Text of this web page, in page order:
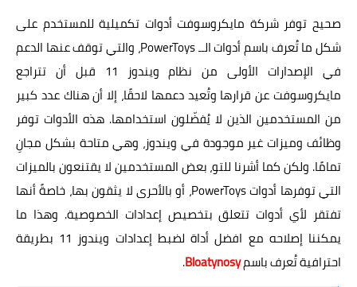
صحيح توفر شركة مايكروسوفت أدوات تكميلية للمستخدم على
شكل ما تُعرف باسم أدوات الــ PowerToys، والتي توقف عنها الدعم
في الإصدارات الأولى من نظام ويندوز 11 قبل أن تتراجع
مايكروسوفت عن قرارها وتُعيد دعمها لاحقًا، إلا أن هناك عدد كبير
من المستخدمين الذين لا يُفضّلون استخدامها. هذه الأدوات توفر
وظائف وميزات غير موجودة في ويندوز، وهي متاحة بشكل مجانِ
تمامًا. ولكن كما أشرنا للتو، بعض المستخدمين لا يقتنعون بالميزات
التي توفرها أدوات PowerToys، أو بالأحرى لا يثقون بها، خاصةً أنها
تفتقر لأي أدوات تتعلق بتخصيص إعدادات الخصوصية. وهذا ما
يمكننا إصلاحه مع افضل أداة لضبط إعدادات ويندوز 11 بطريقة
احترافية تُعرف باسمBloatynosy
.